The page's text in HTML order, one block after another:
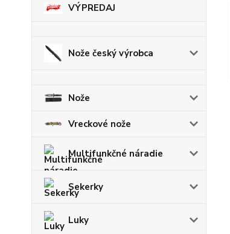
VÝPREDAJ
Nože český výrobca
Nože
Vreckové nože
Multifunkčné náradie
Sekerky
Luky